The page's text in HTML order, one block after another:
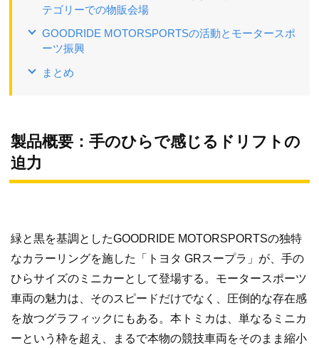
テゴリーでの物販会場
GOODRIDE MOTORSPORTSの活動とモータースポ
ーツ振興
まとめ
製品概要：手のひらで感じるドリフトの
迫力
緑と黒を基調としたGOODRIDE MOTORSPORTSの独特
なカラーリングを施した「トヨタ GRスープラ」が、手の
ひらサイズのミニカーとして登場する。モータースポーツ
車両の魅力は、そのスピードだけでなく、圧倒的な存在感
を放つグラフィックにもある。本トミカは、単なるミニカ
ーという枠を超え、まるで本物の競技車両をそのまま縮小